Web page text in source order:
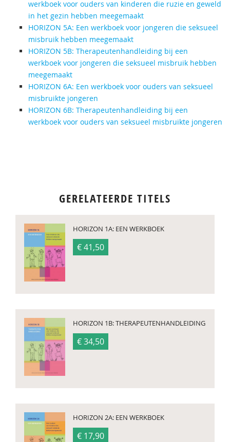
werkboek voor ouders van kinderen die ruzie en geweld
in het gezin hebben meegemaakt
HORIZON 5A: Een werkboek voor jongeren die seksueel
misbruik hebben meegemaakt
HORIZON 5B: Therapeutenhandleiding bij een
werkboek voor jongeren die seksueel misbruik hebben
meegemaakt
HORIZON 6A: Een werkboek voor ouders van seksueel
misbruikte jongeren
HORIZON 6B: Therapeutenhandleiding bij een
werkboek voor ouders van seksueel misbruikte jongeren
GERELATEERDE TITELS
HORIZON 1A: EEN WERKBOEK
€ 41,50
HORIZON 1B: THERAPEUTENHANDLEIDING
€ 34,50
HORIZON 2A: EEN WERKBOEK
€ 17,90